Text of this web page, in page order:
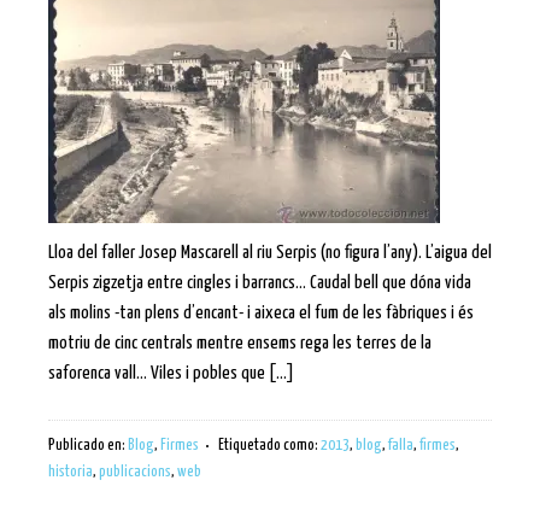
Lloa del faller Josep Mascarell al riu Serpis (no figura l’any). L’aigua del
Serpis zigzetja entre cingles i barrancs… Caudal bell que dóna vida
als molins -tan plens d’encant- i aixeca el fum de les fàbriques i és
motriu de cinc centrals mentre ensems rega les terres de la
saforenca vall… Viles i pobles que […]
Publicado en: Blog, Firmes Etiquetado como: 2013, blog, falla, firmes,
historia, publicacions, web